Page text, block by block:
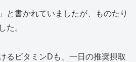
と書かれていましたが、ものたり
た。
るビタミンDも、一日の推奨摂取